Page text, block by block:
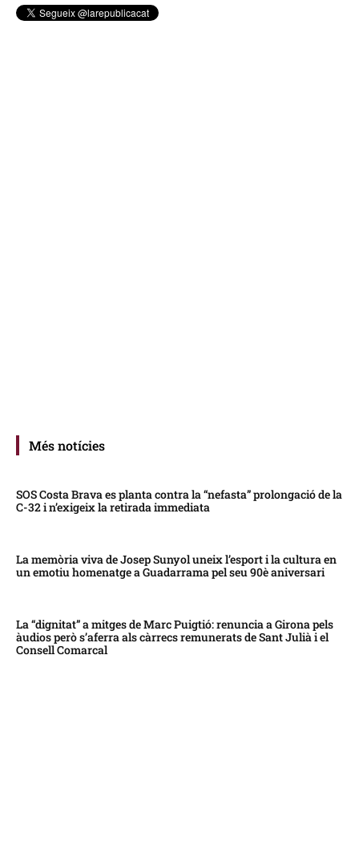
Més notícies
SOS Costa Brava es planta contra la “nefasta” prolongació de la
C-32 i n’exigeix la retirada immediata
La memòria viva de Josep Sunyol uneix l’esport i la cultura en
un emotiu homenatge a Guadarrama pel seu 90è aniversari
La “dignitat” a mitges de Marc Puigtió: renuncia a Girona pels
àudios però s’aferra als càrrecs remunerats de Sant Julià i el
Consell Comarcal